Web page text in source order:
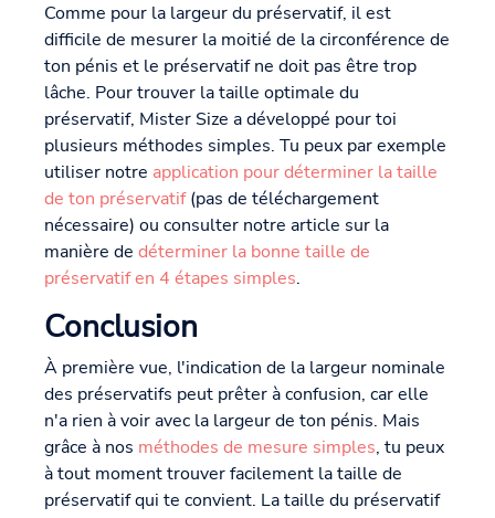
Comme pour la largeur du préservatif, il est
difficile de mesurer la moitié de la circonférence de
ton pénis et le préservatif ne doit pas être trop
lâche. Pour trouver la taille optimale du
préservatif, Mister Size a développé pour toi
plusieurs méthodes simples. Tu peux par exemple
utiliser notre application pour déterminer la taille
de ton préservatif(pas de téléchargement
nécessaire) ou consulter notre article sur la
manière de déterminer la bonne taille de
préservatif en 4 étapes simples.
Conclusion
À première vue, l'indication de la largeur nominale
des préservatifs peut prêter à confusion, car elle
n'a rien à voir avec la largeur de ton pénis. Mais
grâce à nos méthodes de mesure simples, tu peux
à tout moment trouver facilement la taille de
préservatif qui te convient. La taille du préservatif